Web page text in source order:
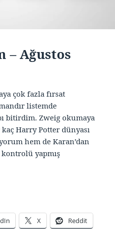
– Ağustos
çok fazla fırsat
listemde
bitirdim. Zweig okumaya
Harry Potter dünyası
hem de Karan’dan
yapmış
Listem – Ağustos 2020
X Reddit